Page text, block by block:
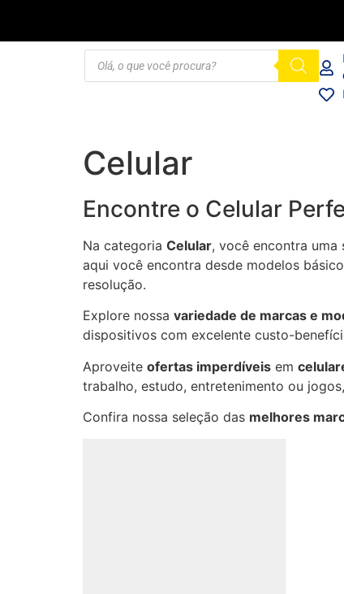
Celular
Encontre o Celular
Na categoria Celular, você encontra uma
aqui você encontra desde modelos
resolução.
Explore nossa variedade de marcas e
dispositivos com excelente custo-
Aproveite ofertas imperdíveis em
trabalho, estudo, entretenimento ou
Confira nossa seleção das melhores